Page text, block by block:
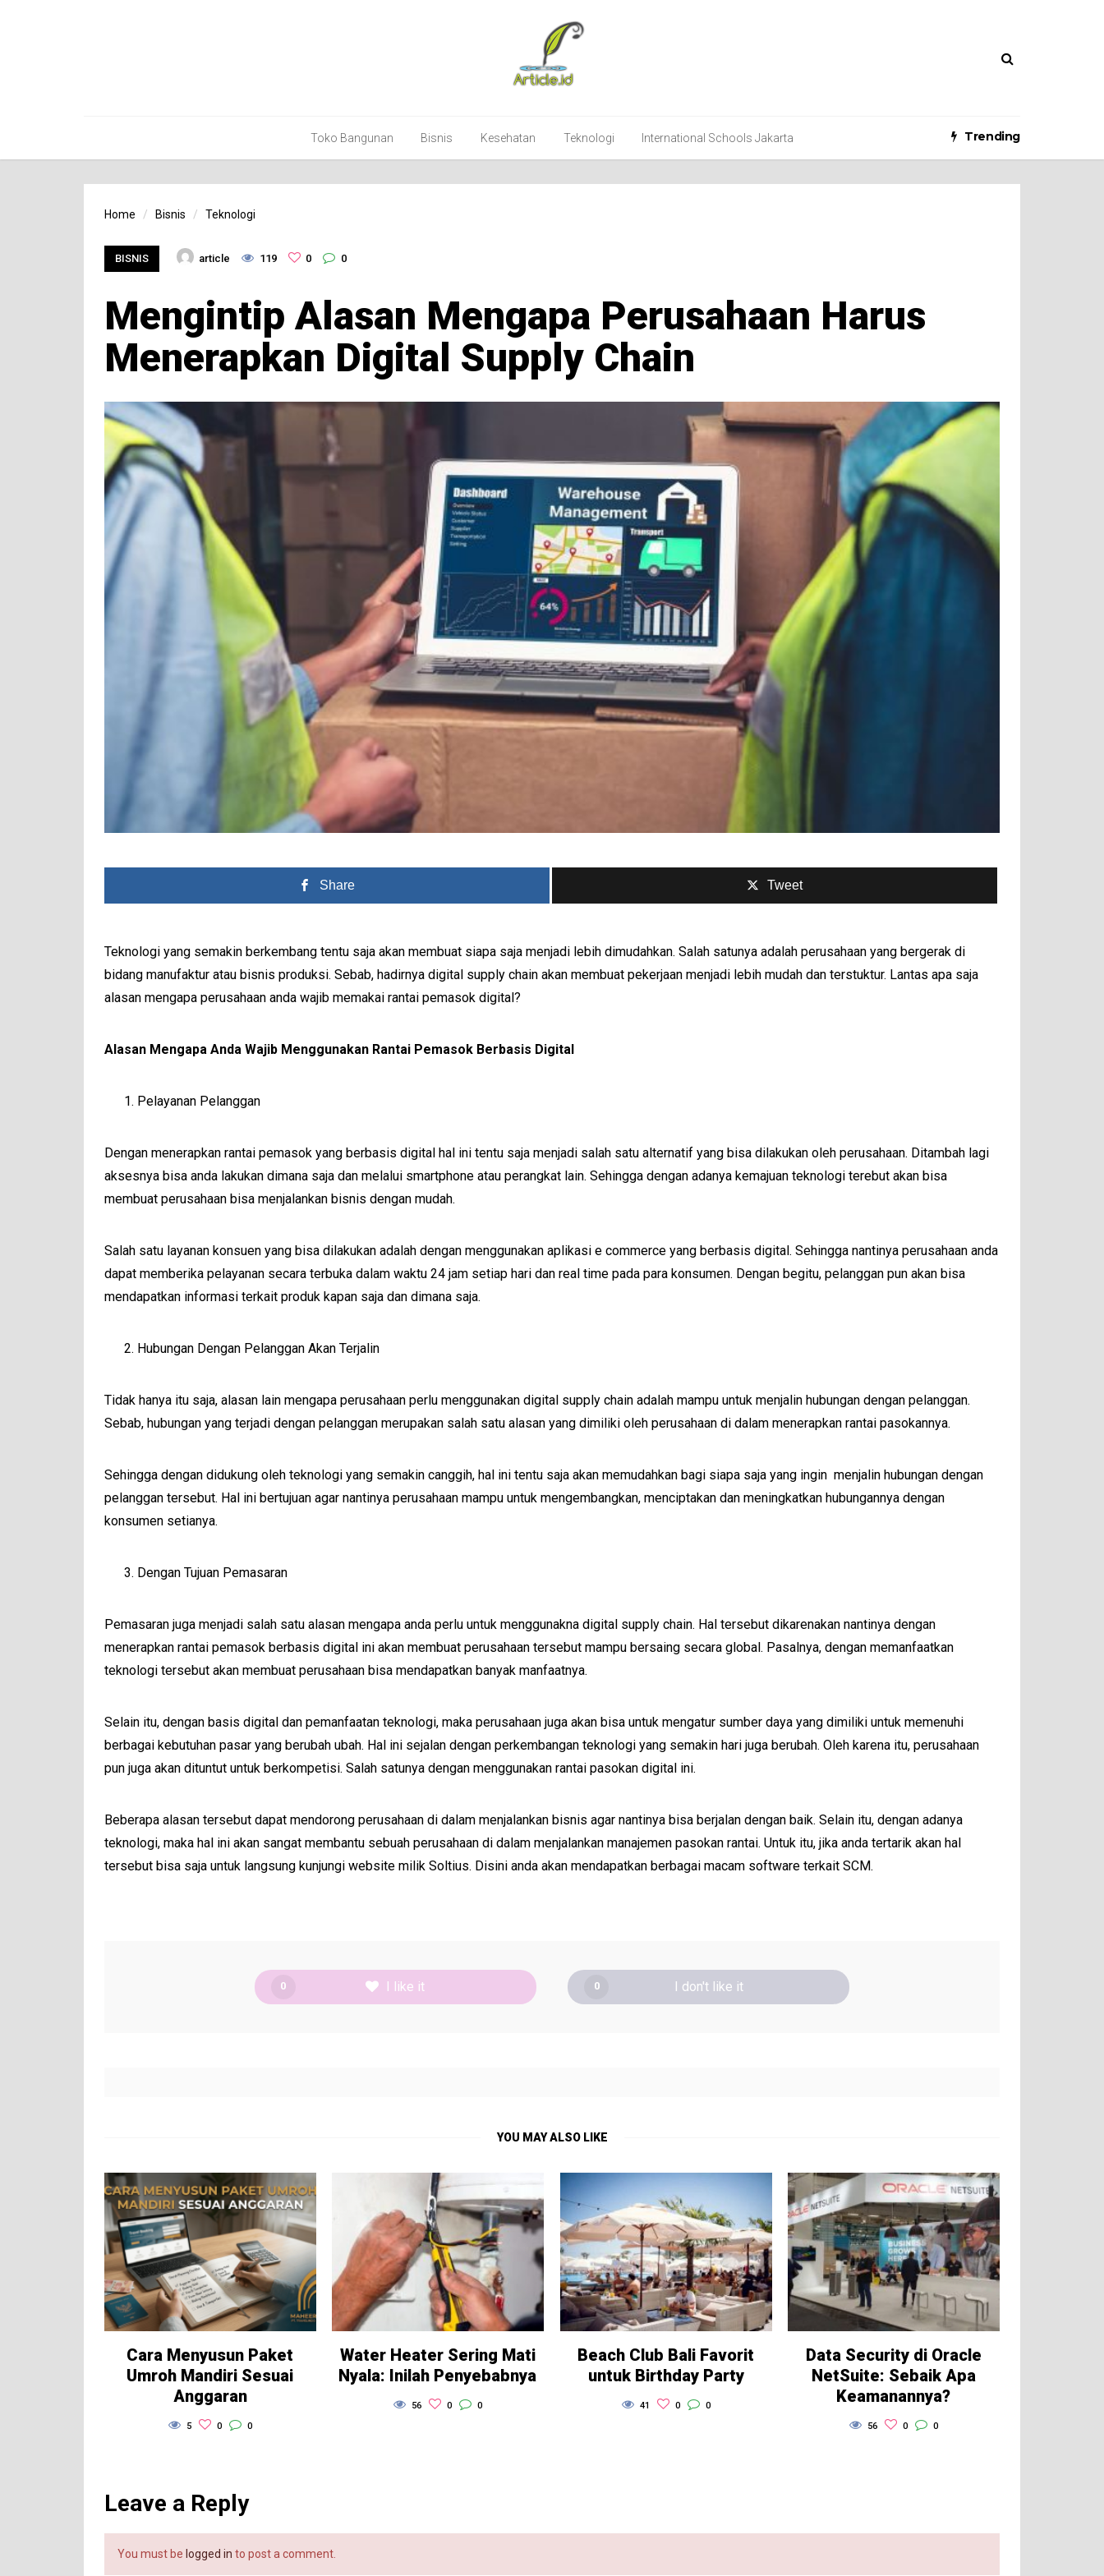
Toko Bangunan Bisnis Kesehatan Teknologi International Schools Jakarta Trending
Home Bisnis Teknologi
BISNIS article 119 0 0
Mengintip Alasan Mengapa Perusahaan Harus
Menerapkan Digital Supply Chain
Share Tweet
Teknologi yang semakin berkembang tentu saja akan membuat siapa saja menjadi lebih dimudahkan. Salah satunya adalah perusahaan yang bergerak di
bidang manufaktur atau bisnis produksi. Sebab, hadirnya digital supply chain akan membuat pekerjaan menjadi lebih mudah dan terstuktur. Lantas apa saja
alasan mengapa perusahaan anda wajib memakai rantai pemasok digital?
Alasan Mengapa Anda Wajib Menggunakan Rantai Pemasok Berbasis Digital
Pelayanan Pelanggan
Dengan menerapkan rantai pemasok yang berbasis digital hal ini tentu saja menjadi salah satu alternatif yang bisa dilakukan oleh perusahaan. Ditambah lagi
aksesnya bisa anda lakukan dimana saja dan melalui smartphone atau perangkat lain. Sehingga dengan adanya kemajuan teknologi terebut akan bisa
membuat perusahaan bisa menjalankan bisnis dengan mudah.
Salah satu layanan konsuen yang bisa dilakukan adalah dengan menggunakan aplikasi e commerce yang berbasis digital. Sehingga nantinya perusahaan anda
dapat memberika pelayanan secara terbuka dalam waktu 24 jam setiap hari dan real time pada para konsumen. Dengan begitu, pelanggan pun akan bisa
mendapatkan informasi terkait produk kapan saja dan dimana saja.
Hubungan Dengan Pelanggan Akan Terjalin
Tidak hanya itu saja, alasan lain mengapa perusahaan perlu menggunakan digital supply chain adalah mampu untuk menjalin hubungan dengan pelanggan.
Sebab, hubungan yang terjadi dengan pelanggan merupakan salah satu alasan yang dimiliki oleh perusahaan di dalam menerapkan rantai pasokannya.
Sehingga dengan didukung oleh teknologi yang semakin canggih, hal ini tentu saja akan memudahkan bagi siapa saja yang ingin menjalin hubungan dengan
pelanggan tersebut. Hal ini bertujuan agar nantinya perusahaan mampu untuk mengembangkan, menciptakan dan meningkatkan hubungannya dengan
konsumen setianya.
Dengan Tujuan Pemasaran
Pemasaran juga menjadi salah satu alasan mengapa anda perlu untuk menggunakna digital supply chain. Hal tersebut dikarenakan nantinya dengan
menerapkan rantai pemasok berbasis digital ini akan membuat perusahaan tersebut mampu bersaing secara global. Pasalnya, dengan memanfaatkan
teknologi tersebut akan membuat perusahaan bisa mendapatkan banyak manfaatnya.
Selain itu, dengan basis digital dan pemanfaatan teknologi, maka perusahaan juga akan bisa untuk mengatur sumber daya yang dimiliki untuk memenuhi
berbagai kebutuhan pasar yang berubah ubah. Hal ini sejalan dengan perkembangan teknologi yang semakin hari juga berubah. Oleh karena itu, perusahaan
pun juga akan dituntut untuk berkompetisi. Salah satunya dengan menggunakan rantai pasokan digital ini.
Beberapa alasan tersebut dapat mendorong perusahaan di dalam menjalankan bisnis agar nantinya bisa berjalan dengan baik. Selain itu, dengan adanya
teknologi, maka hal ini akan sangat membantu sebuah perusahaan di dalam menjalankan manajemen pasokan rantai. Untuk itu, jika anda tertarik akan hal
tersebut bisa saja untuk langsung kunjungi website milik Soltius. Disini anda akan mendapatkan berbagai macam software terkait SCM.
0 I like it 0 I don't like it
YOU MAY ALSO LIKE
Cara Menyusun Paket
Umroh Mandiri Sesuai
Anggaran
5 0 0
Water Heater Sering Mati
Nyala: Inilah Penyebabnya
56 0 0
Beach Club Bali Favorit
untuk Birthday Party
41 0 0
Data Security di Oracle
NetSuite: Sebaik Apa
Keamanannya?
56 0 0
Leave a Reply
You must be logged in to post a comment.